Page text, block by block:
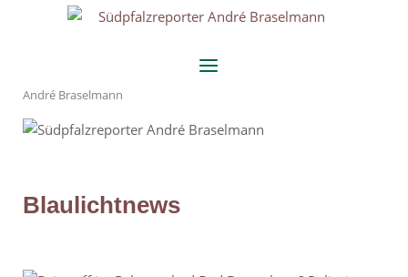
Home
Menu
André Braselmann
Blaulichtnews